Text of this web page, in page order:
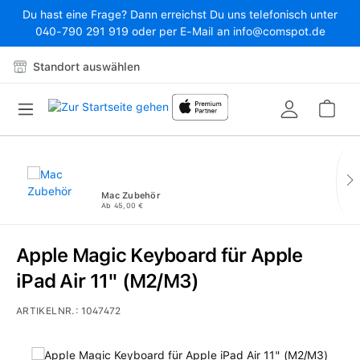
Zum Hauptinhalt springen
Du hast eine Frage? Dann erreichst Du uns telefonisch unter
040-790 291 919 oder per E-Mail an info@comspot.de
Standort auswählen
Mac Zubehör
Ab 45,00 €
Bildergalerie überspringen
Apple Magic Keyboard für Apple
iPad Air 11" (M2/M3)
ARTIKELNR.:1047472